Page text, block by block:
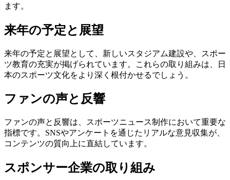
ます。
来年の予定と展望
来年の予定と展望として、新しいスタジアム建設や、スポー
ツ教育の充実が掲げられています。これらの取り組みは、日
本のスポーツ文化をより深く根付かせるでしょう。
ファンの声と反響
ファンの声と反響は、スポーツニュース制作において重要な
指標です。SNSやアンケートを通じたリアルな意見収集が、
コンテンツの質向上に直結しています。
スポンサー企業の取り組み